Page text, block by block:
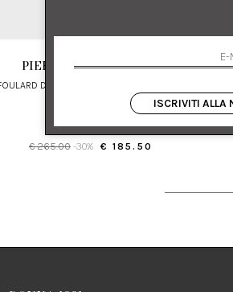
PIERRE-LOUIS MASCIA
FOULARD DOUBLEFACE IN SETA STAMPATA
€ 265.00 -30% € 185.50
ISCRIVITI ALLA